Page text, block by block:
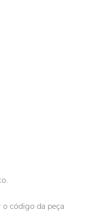
código da peça